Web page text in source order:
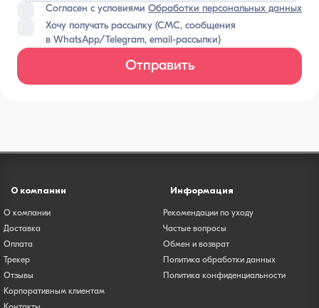
Согласен с условиями Обработки персональных данных
Хочу получать рассылку (СМС, сообщения
в WhatsApp/Telegram, email-рассылки)
Отправить
О компании
О компании
Доставка
Оплата
Трекер
Отзывы
Корпоративным клиентам
Информация
Рекомендации по уходу
Частые вопросы
Обмен и возврат
Политика обработки данных
Политика конфиденциальности